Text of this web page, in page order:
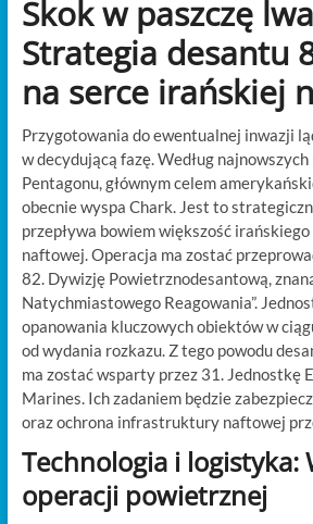
Skok w paszczę
Strategia desantu
na serce irańskiej
Przygotowania do ewentualnej inwazji
w decydującą fazę. Według
Pentagonu, głównym celem
obecnie wyspa Chark. Jest to
przepływa bowiem większość
naftowej. Operacja ma zostać
82. Dywizję Powietrznodesantową,
Natychmiastowego Reagowania”.
opanowania kluczowych obiektów w
od wydania rozkazu. Z tego powodu
ma zostać wsparty przez 31. Jednostkę
Marines. Ich zadaniem będzie
oraz ochrona infrastruktury naftowej
Technologia i logistyka:
operacji powietrznej